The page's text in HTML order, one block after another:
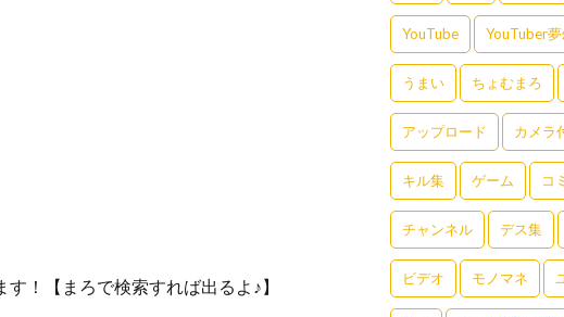
！【まろで検索すれば出るよ♪】
YouTube YouTuber夢
うまい ちょむまろ
アップロード カメラ
キル集 ゲーム コ
チャンネル デス集
ビデオ モノマネ